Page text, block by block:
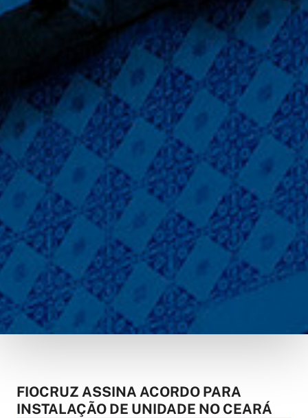
FIOCRUZ ASSINA ACORDO PARA
INSTALAÇÃO DE UNIDADE NO CEARÁ